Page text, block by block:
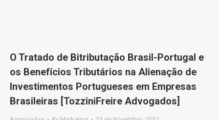
O Tratado de Bitributação Brasil-Portugal e
os Benefícios Tributários na Alienação de
Investimentos Portugueses em Empresas
Brasileiras [TozziniFreire Advogados]